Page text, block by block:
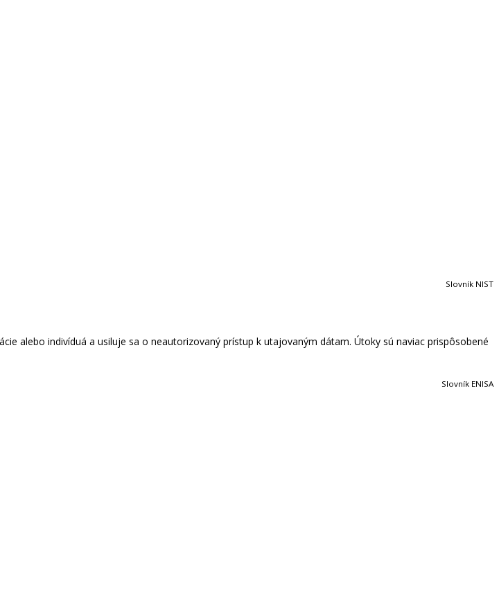
Slovník NIST
alebo indivíduá a usiluje sa o neautorizovaný prístup k utajovaným dátam. Útoky sú naviac prispôsobené
Slovník ENISA